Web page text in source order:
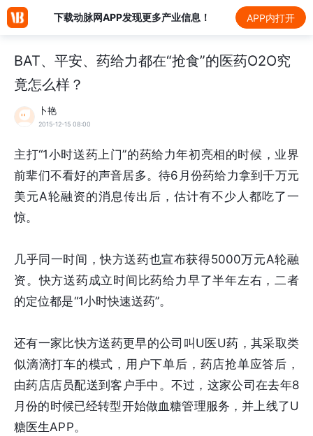
下载动脉网APP发现更多产业信息！ APP内打开
BAT、平安、药给力都在“抢食”的医药O2O究
竟怎么样？
卜艳
2015-12-15 08:00
主打“1小时送药上门”的药给力年初亮相的时候，业界
前辈们不看好的声音居多。待6月份药给力拿到千万元
美元A轮融资的消息传出后，估计有不少人都吃了一
惊。
几乎同一时间，快方送药也宣布获得5000万元A轮融
资。快方送药成立时间比药给力早了半年左右，二者
的定位都是“1小时快速送药”。
还有一家比快方送药更早的公司叫U医U药，其采取类
似滴滴打车的模式，用户下单后，药店抢单应答后，
由药店店员配送到客户手中。不过，这家公司在去年8
月份的时候已经转型开始做血糖管理服务，并上线了U
糖医生APP。